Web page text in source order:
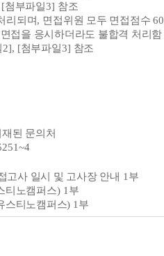
[첨부파일3] 참조
리되며, 면접위원 모두 면접점수 60
접을 응시하더라도 불합격 처리함
2], [첨부파일3] 참조
재된 문의처
고사 일시 및 고사장 안내 1 부
티노캠퍼스) 1 부
스티노캠퍼스) 1 부